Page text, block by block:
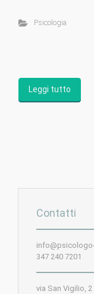
Psicologia
Leggi tutto
Contatti
347 240 7201
via San Vigilio, 2